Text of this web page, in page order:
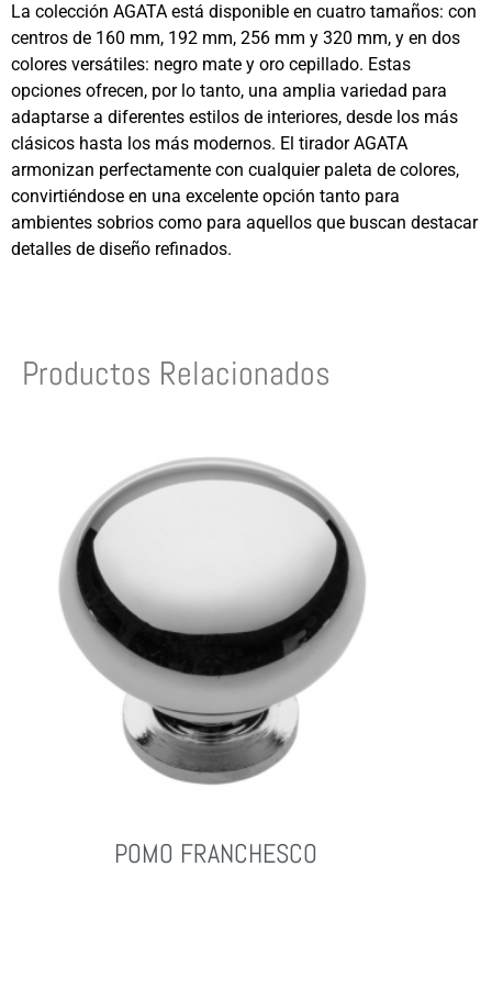
La colección AGATA está disponible en cuatro tamaños: con
centros de 160 mm, 192 mm, 256 mm y 320 mm, y en dos
colores versátiles: negro mate y oro cepillado. Estas
opciones ofrecen, por lo tanto, una amplia variedad para
adaptarse a diferentes estilos de interiores, desde los más
clásicos hasta los más modernos. El tirador AGATA
armonizan perfectamente con cualquier paleta de colores,
convirtiéndose en una excelente opción tanto para
ambientes sobrios como para aquellos que buscan destacar
detalles de diseño refinados.
Productos Relacionados
POMO FRANCHESCO